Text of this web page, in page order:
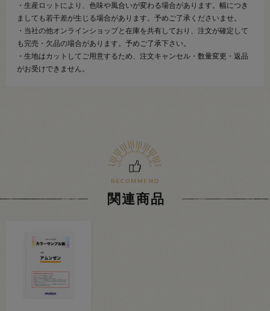
・生産ロットにより、色味や風合いが変わる場合があります。幅につき
ましても若干差が生じる場合があります。予めご了承くださいませ。
・当社の他オンラインショップと在庫を共有しており、注文が確定して
も完売・欠品の場合があります。予めご了承下さい。
・生地はカットしてご用意するため、注文キャンセル・数量変更・返品
がお受けできません。
関連商品